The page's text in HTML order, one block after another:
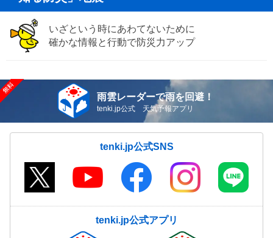
いざという時にあわてないために
確かな情報と行動で防災力アップ
雨雲レーダーで雨を回避！
tenki.jp公式 天気予報アプリ
tenki.jp公式SNS
tenki.jp公式アプリ